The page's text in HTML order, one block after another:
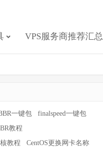
VPS服务商推荐汇总
一键包
finalspeed一键包
教程
教程
CentOS更换网卡名称